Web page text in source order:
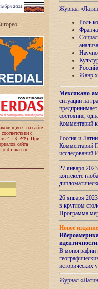
на сайте
с
4 ГК РФ). При
сайта
old.ilaran.ru
Журнал
Роль
анализа
Жанр
Мексикано-
ситуации на
состояние,
Комментарий
Россия и
Комментарий
27 января
контексте
26 января
в круглом
Программа
Новое
идентичности
В монографии
исторических
Журнал